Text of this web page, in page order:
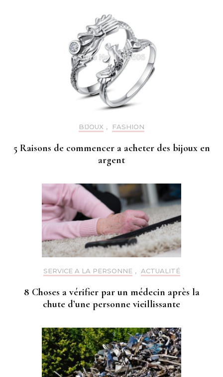
BIJOUX , FASHION
5 Raisons de commencer a acheter des bijoux en
argent
SERVICE A LA PERSONNE , ACTUALITÉ
8 Choses a vérifier par un médecin après la
chute d’une personne vieillissante